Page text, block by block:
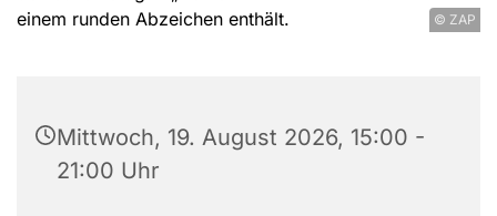
© ZAP
Mittwoch, 19. August 2026, 15:00 -
21:00 Uhr